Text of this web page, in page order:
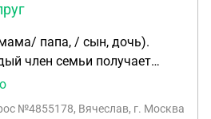
/ сын, дочь).
№4855178, Вячеслав, г. Москва